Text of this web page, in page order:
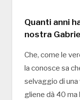
Quanti anni
nostra
Che, come le
la conosce sa
selvaggio di una
gliene dà 40 ma